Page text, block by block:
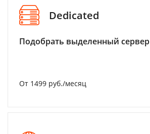
Dedicated
Подобрать выделенный сервер
От 1499 руб./месяц